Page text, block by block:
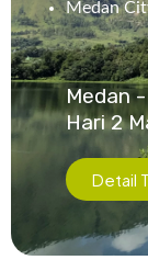
Medan
Medan
Hari 2
Detail